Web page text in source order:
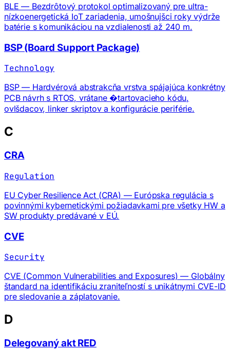
BLE — Bezdrôtový protokol optimalizovaný pre ultra-
nízkoenergetická IoT zariadenia, umošnujšci roky výdrže
batérie s komunikáciou na vzdialenosti až 240 m.
BSP (Board Support Package)
Technology
BSP — Hardvérová abstrakcňa vrstva spájajúca konkrétny
PCB návrh s RTOS, vrátane �tartovacieho kódu,
ovlšdacov, linker skriptov a konfigurácie periférie.
C
CRA
Regulation
EU Cyber Resilience Act (CRA) — Európska regulácia s
povinnými kybernetickými požiadavkami pre všetky HW a
SW produkty predávané v EÚ.
CVE
Security
CVE (Common Vulnerabilities and Exposures) — Globálny
štandard na identifikáciu zraniteľností s unikátnymi CVE-ID
pre sledovanie a záplatovanie.
D
Delegovaný akt RED